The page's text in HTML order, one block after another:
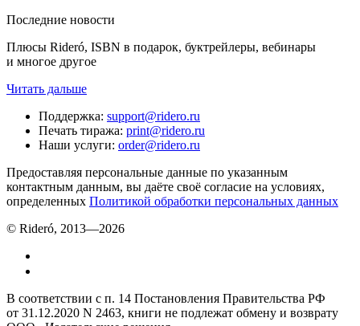
Последние новости
Плюсы Rideró, ISBN в подарок, буктрейлеры, вебинары
и многое другое
Читать дальше
Поддержка: support@ridero.ru
Печать тиража: print@ridero.ru
Наши услуги: order@ridero.ru
Предоставляя персональные данные по указанным
контактным данным, вы даёте своё согласие на условиях,
определенных Политикой обработки персональных данных
© Rideró, 2013—2026
В соответствии с п. 14 Постановления Правительства РФ
от 31.12.2020 N 2463, книги не подлежат обмену и возврату